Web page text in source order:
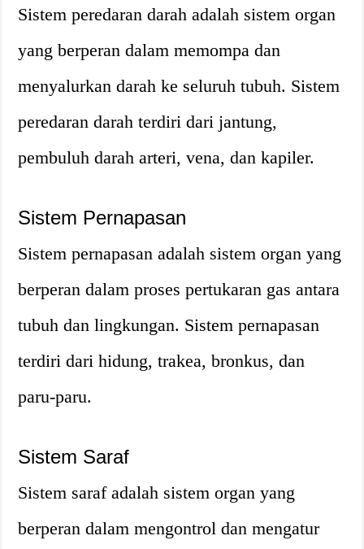
Sistem peredaran darah adalah sistem organ
yang berperan dalam memompa dan
menyalurkan darah ke seluruh tubuh. Sistem
peredaran darah terdiri dari jantung,
pembuluh darah arteri, vena, dan kapiler.
Sistem Pernapasan
Sistem pernapasan adalah sistem organ yang
berperan dalam proses pertukaran gas antara
tubuh dan lingkungan. Sistem pernapasan
terdiri dari hidung, trakea, bronkus, dan
paru-paru.
Sistem Saraf
Sistem saraf adalah sistem organ yang
berperan dalam mengontrol dan mengatur